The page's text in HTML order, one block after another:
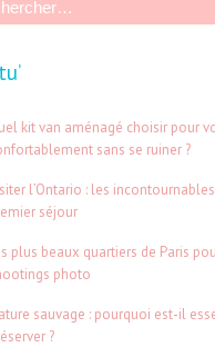
kit van aménagé choisir pour
sans se ruiner ?
l’Ontario : les
séjour
plus beaux quartiers de Paris
photo
sauvage : pourquoi est-il
?